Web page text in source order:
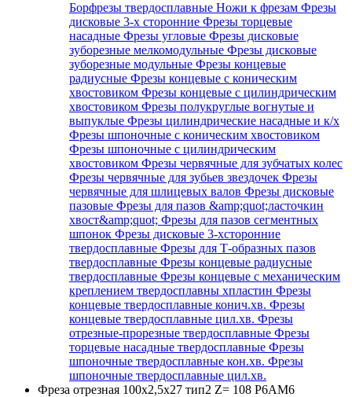
Борфрезы твердосплавные Ножи к фрезам Фрезы
дисковые 3-х сторонние Фрезы торцевые
насадные Фрезы угловые Фрезы дисковые
зуборезные мелкомодульные Фрезы дисковые
зуборезные модульные Фрезы концевые
радиусные Фрезы концевые с коническим
хвостовиком Фрезы концевые с цилиндрическим
хвостовиком Фрезы полукруглые вогнутые и
выпуклые Фрезы цилиндрические насадные и к/х
Фрезы шпоночные с коническим хвостовиком
Фрезы шпоночные с цилиндрическим
хвостовиком Фрезы червячные для зубчатых колес
Фрезы червячные для зубьев звездочек Фрезы
червячные для шлицевых валов Фрезы дисковые
пазовые Фрезы для пазов &amp;quot;ласточкин
хвост&amp;quot; Фрезы для пазов сегментных
шпонок Фрезы дисковые 3-хсторонние
твердосплавные Фрезы для Т-образных пазов
твердосплавные Фрезы концевые радиусные
твердосплавные Фрезы концевые с механическим
креплением твердосплавны хпластин Фрезы
концевые твердосплавные конич.хв. Фрезы
концевые твердосплавные цил.хв. Фрезы
отрезные-прорезные твердосплавные Фрезы
торцевые насадные твердосплавные Фрезы
шпоночные твердосплавные кон.хв. Фрезы
шпоночные твердосплавные цил.хв.
Фреза отрезная 100х2,5х27 тип2 Z= 108 Р6АМ6